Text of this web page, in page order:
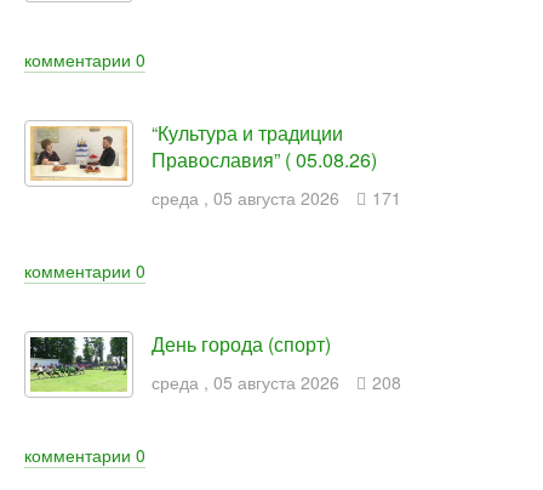
комментарии 0
“Культура и традиции
Православия” ( 05.08.26)
среда , 05 августа 2026 171
комментарии 0
День города (спорт)
среда , 05 августа 2026 208
комментарии 0